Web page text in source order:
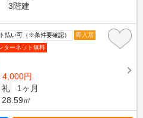
3階建
払い可（※条件要確認）
即入居
ターネット無料
円
礼
1ヶ月
28.59㎡